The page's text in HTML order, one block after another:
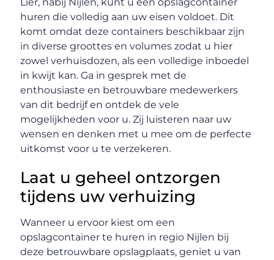
Lier, nabij Nijlen, kunt u een opslagcontainer
huren die volledig aan uw eisen voldoet. Dit
komt omdat deze containers beschikbaar zijn
in diverse groottes en volumes zodat u hier
zowel verhuisdozen, als een volledige inboedel
in kwijt kan. Ga in gesprek met de
enthousiaste en betrouwbare medewerkers
van dit bedrijf en ontdek de vele
mogelijkheden voor u. Zij luisteren naar uw
wensen en denken met u mee om de perfecte
uitkomst voor u te verzekeren.
Laat u geheel ontzorgen
tijdens uw verhuizing
Wanneer u ervoor kiest om een
opslagcontainer te huren in regio Nijlen bij
deze betrouwbare opslagplaats, geniet u van